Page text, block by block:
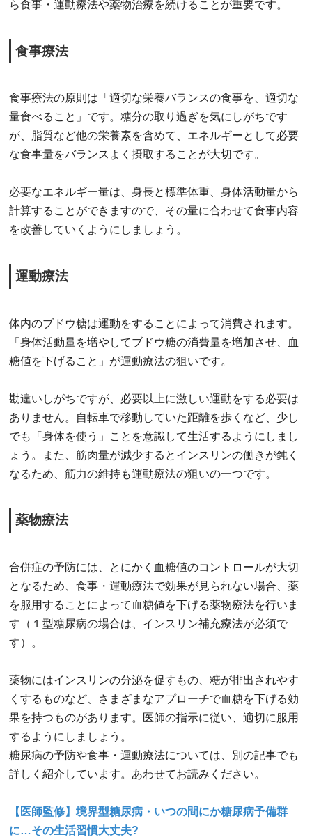
ら食事・運動療法や薬物治療を続けることが重要です。
食事療法
食事療法の原則は「適切な栄養バランスの食事を、適切な
量食べること」です。糖分の取り過ぎを気にしがちです
が、脂質など他の栄養素を含めて、エネルギーとして必要
な食事量をバランスよく摂取することが大切です。
必要なエネルギー量は、身長と標準体重、身体活動量から
計算することができますので、その量に合わせて食事内容
を改善していくようにしましょう。
運動療法
体内のブドウ糖は運動をすることによって消費されます。
「身体活動量を増やしてブドウ糖の消費量を増加させ、血
糖値を下げること」が運動療法の狙いです。
勘違いしがちですが、必要以上に激しい運動をする必要は
ありません。自転車で移動していた距離を歩くなど、少し
でも「身体を使う」ことを意識して生活するようにしまし
ょう。また、筋肉量が減少するとインスリンの働きが鈍く
なるため、筋力の維持も運動療法の狙いの一つです。
薬物療法
合併症の予防には、とにかく血糖値のコントロールが大切
となるため、食事・運動療法で効果が見られない場合、薬
を服用することによって血糖値を下げる薬物療法を行いま
す（１型糖尿病の場合は、インスリン補充療法が必須で
す）。
薬物にはインスリンの分泌を促すもの、糖が排出されやす
くするものなど、さまざまなアプローチで血糖を下げる効
果を持つものがあります。医師の指示に従い、適切に服用
するようにしましょう。
糖尿病の予防や食事・運動療法については、別の記事でも
詳しく紹介しています。あわせてお読みください。
【医師監修】境界型糖尿病・いつの間にか糖尿病予備群
に…その生活習慣大丈夫?